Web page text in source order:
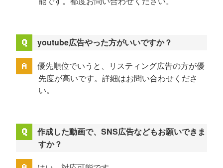
youtube広告やった方がいいですか？
優先順位でいうと、リスティング広告の方が優
先度が高いです。詳細はお問い合わせくださ
い。
作成した動画で、SNS広告などもお願いできま
すか？